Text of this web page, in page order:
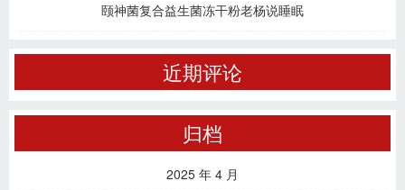
颐神菌复合益生菌冻干粉老杨说睡眠
近期评论
归档
2025 年 4 月